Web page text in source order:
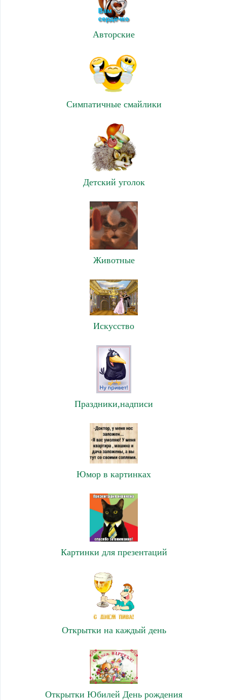
Авторские
Симпатичные смайлики
Детский уголок
Животные
Искусство
Праздники,надписи
Юмор в картинках
Картинки для презентаций
Открытки на каждый день
Открытки Юбилей День рождения